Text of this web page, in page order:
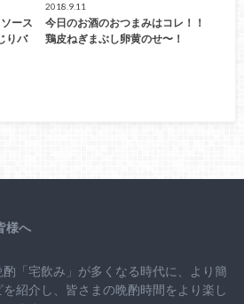
ース
りバ
2018.9.11
今日のお酒のおつまみはコレ！！
鶏皮ねぎまぶし卵黄のせ〜！
様へ
「宅飲み」が多くなる時代に、より簡
紹介し、皆さまの晩酌時間をより楽し